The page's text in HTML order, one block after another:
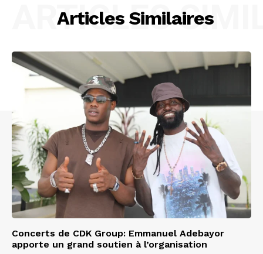
Articles Similaires
ARTICLES
Concerts de CDK Group: Emmanuel Adebayor
apporte un grand soutien à l’organisation